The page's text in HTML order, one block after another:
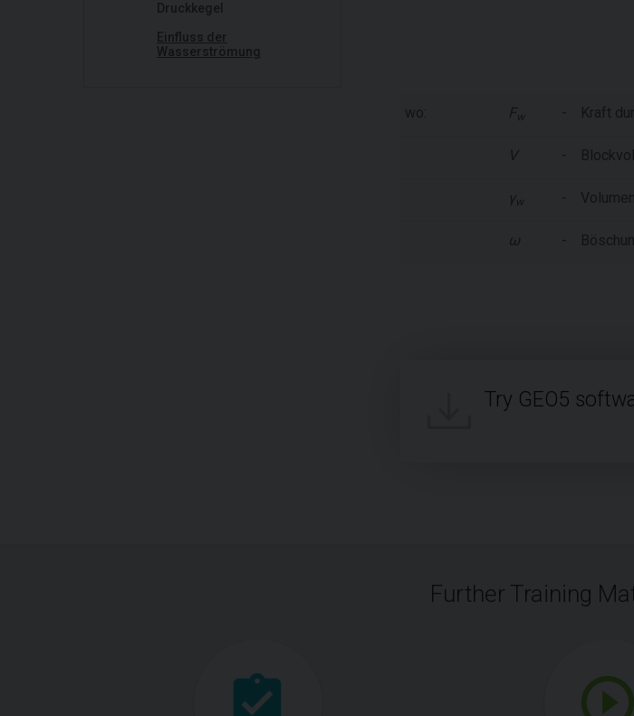
Druckkegel
Einfluss der
Wasserströmung
wo: F w - Kraft
V -
γ w -
ω -
Try GEO5
Further Training